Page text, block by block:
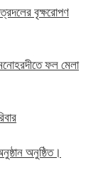
বৃক্ষরোপণ
ফল মেলা
অনুষ্ঠিত।